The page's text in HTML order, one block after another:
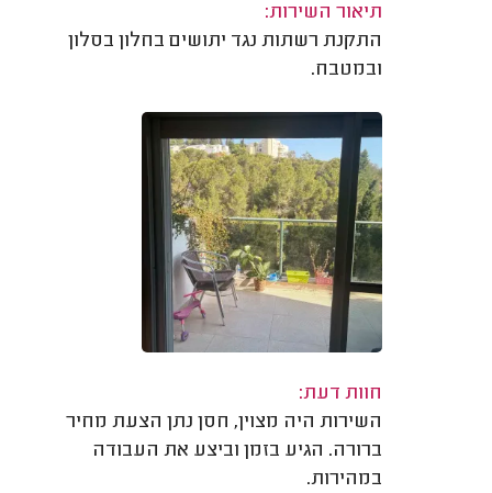
תיאור השירות:
התקנת רשתות נגד יתושים בחלון בסלון
ובמטבח.
חוות דעת:
השירות היה מצוין, חסן נתן הצעת מחיר
ברורה. הגיע בזמן וביצע את העבודה
במהירות.